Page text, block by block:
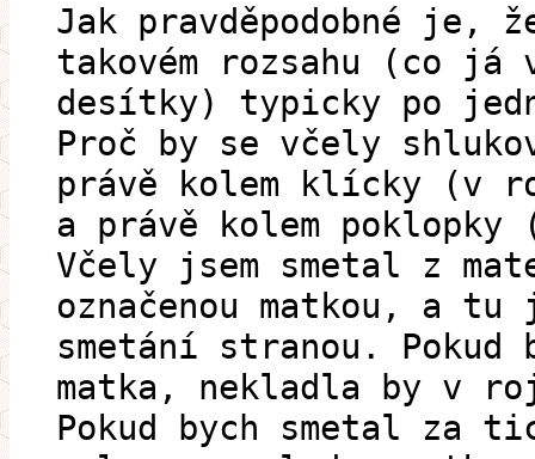
Jak pravděpodobné je,
takovém rozsahu (co já
desítky) typicky po
Proč by se včely
právě kolem klícky (v
a právě kolem
Včely jsem smetal z
označenou matkou, a tu
smetání stranou.
matka, nekladla by v
Pokud bych smetal za